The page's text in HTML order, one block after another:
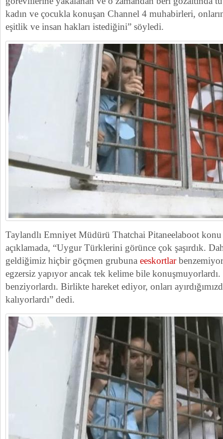
kadın ve çocukla konuşan Channel 4 muhabirleri,
eşitlik ve insan hakları istediğini” söyledi.
Taylandlı Emniyet Müdürü Thatchai Pitaneelaboot
açıklamada, “Uygur Türklerini görünce çok şaşırdık.
geldiğimiz hiçbir göçmen grubuna eeskortlar
egzersiz yapıyor ancak tek kelime bile konuşmuyorlardı.
benziyorlardı. Birlikte hareket ediyor, onları
kalıyorlardı” dedi.